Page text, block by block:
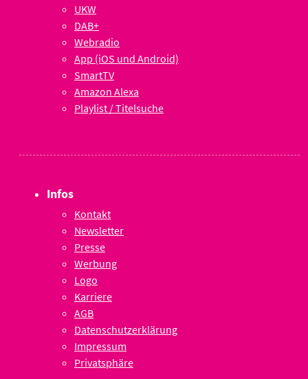
UKW
DAB+
Webradio
App (iOS und Android)
SmartTV
Amazon Alexa
Playlist / Titelsuche
Infos
Kontakt
Newsletter
Presse
Werbung
Logo
Karriere
AGB
Datenschutzerklärung
Impressum
Privatsphäre